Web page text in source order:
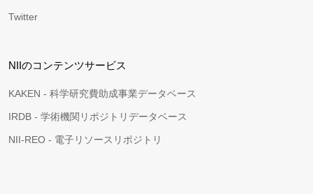
Twitter
NIIのコンテンツサービス
KAKEN - 科学研究費助成事業データベース
IRDB - 学術機関リポジトリデータベース
NII-REO - 電子リソースリポジトリ